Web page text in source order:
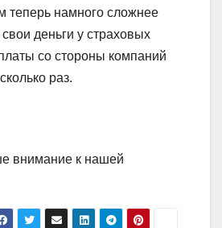
теперь намного сложнее
деньги у страховых
со стороны компаний
раз.
внимание к нашей